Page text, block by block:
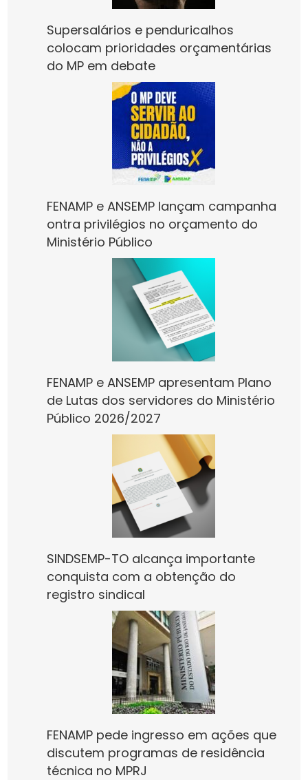
Supersalários e penduricalhos
colocam prioridades orçamentárias
do MP em debate
FENAMP e ANSEMP lançam campanha
ontra privilégios no orçamento do
Ministério Público
FENAMP e ANSEMP apresentam Plano
de Lutas dos servidores do Ministério
Público 2026/2027
SINDSEMP-TO alcança importante
conquista com a obtenção do
registro sindical
FENAMP pede ingresso em ações que
discutem programas de residência
técnica no MPRJ